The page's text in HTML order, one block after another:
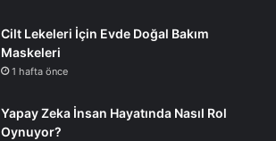
Cilt Lekeleri İçin Evde Doğal Bakım
Maskeleri
1 hafta önce
Yapay Zeka İnsan Hayatında Nasıl Rol
Oynuyor?